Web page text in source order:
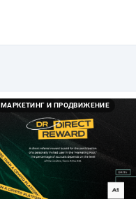
МАРКЕТИНГ И ПРОДВИЖЕНИЕ